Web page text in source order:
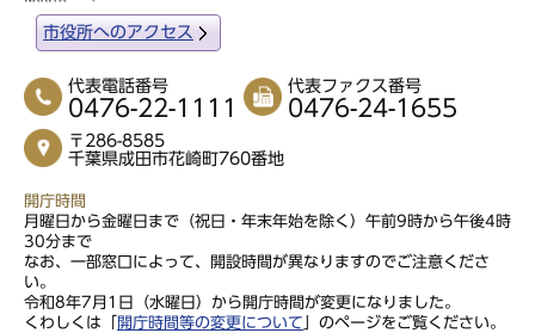
市役所へのアクセス
代表電話番号
0476-22-1111
代表ファクス番号
0476-24-1655
〒286-8585
千葉県成田市花崎町760番地
開庁時間
月曜日から金曜日まで（祝日・年末年始を除く）午前9時から午後4時
30分まで
なお、一部窓口によって、開設時間が異なりますのでご注意くださ
い。
令和8年7月1日（水曜日）から開庁時間が変更になりました。
くわしくは「
開庁時間等の変更について 」のページをご覧ください。